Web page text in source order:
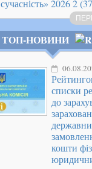
сучасність» 2026 2
ТОП-НОВИНИ
списки
до
кошти